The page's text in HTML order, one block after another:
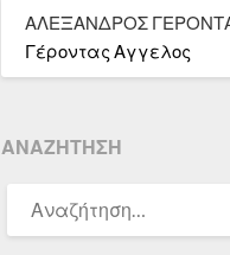
ΑΛΕΞΑΝΔΡΟΣ
Γέροντας Αγγελος
ΑΝΑΖΉΤΗΣΗ
ΓΙΑ: